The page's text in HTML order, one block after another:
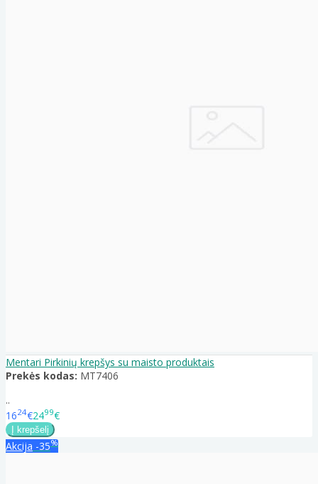
Mentari Pirkinių krepšys su maisto produktais
Prekės kodas: MT7406
..
1624€2499€
Akcija -35%